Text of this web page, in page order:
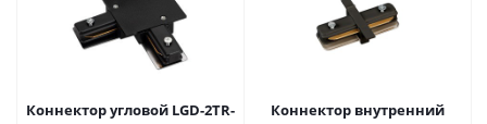
Коннектор угловой LGD-2TR-
Коннектор внутренний